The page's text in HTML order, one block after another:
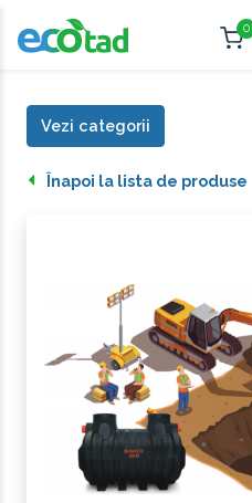
0
Vezi categorii
Înapoi la lista de produse